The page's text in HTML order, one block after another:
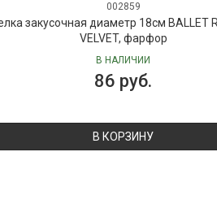
002859
закусочная диаметр 18см BALLET
VELVET, фарфор
В НАЛИЧИИ
86 руб.
В КОРЗИНУ